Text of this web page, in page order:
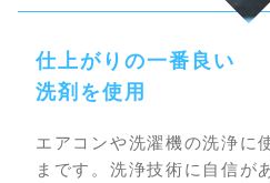
仕上がりの一番良い
洗剤を使用
エアコンや洗濯機の洗浄に
まです。洗浄技術に自信が